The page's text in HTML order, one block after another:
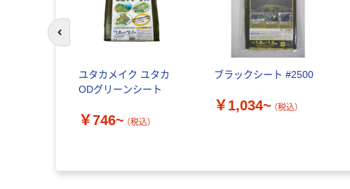
ユタカメイク ユタカ
ODグリーンシート
￥746~ （税込）
ブラックシート #2500
￥1,034~ （税込）
前のスライドへ